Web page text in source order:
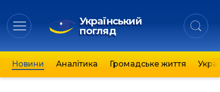
Український
погляд
Новини Аналітика Громадське життя